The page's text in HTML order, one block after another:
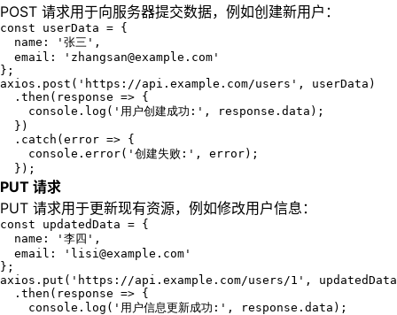
POST 请求用于向服务器提交数据，例如创建新用户：
const userData = {
name: '张三',
email: 'zhangsan@example.com'
};
axios.post('https://api.example.com/users', userData)
.then(response => {
console.log('用户创建成功:', response.data);
})
.catch(error => {
console.error('创建失败:', error);
});
PUT 请求
PUT 请求用于更新现有资源，例如修改用户信息：
const updatedData = {
name: '李四',
email: 'lisi@example.com'
};
axios.put('https://api.example.com/users/1',
.then(response => {
console.log('用户信息更新成功:', response.data);